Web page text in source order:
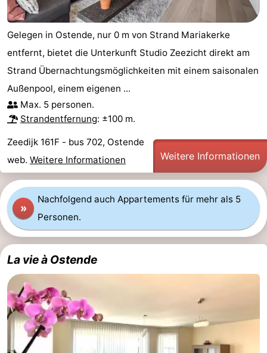
Gelegen in Ostende, nur 0 m von Strand Mariakerke
entfernt, bietet die Unterkunft Studio Zeezicht direkt am
Strand Übernachtungsmöglichkeiten mit einem saisonalen
Außenpool, einem eigenen ...
Max. 5 personen.
Strandentfernung: ±100 m.
Zeedijk 161F - bus 702, Ostende
web. Weitere Informationen Weitere Informationen
»
Nachfolgend auch Appartements für mehr als 5
Personen.
La vie à Ostende